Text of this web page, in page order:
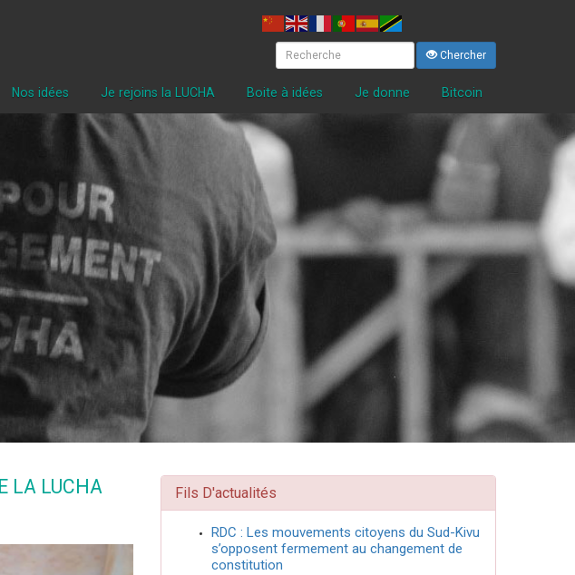
Chercher
Nos idées Je rejoins la LUCHA Boite à idées Je donne Bitcoin
LA LUCHA Fils D'actualités
RDC : Les mouvements citoyens du Sud-Kivu
s’opposent fermement au changement de
constitution